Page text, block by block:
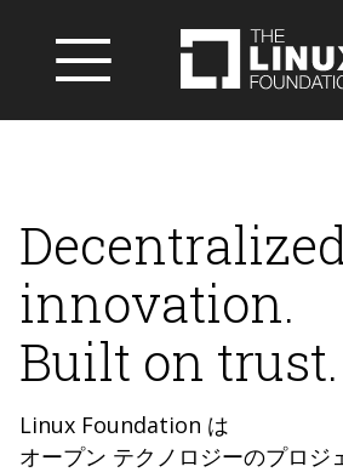
innovation.
Built on trust.
Linux Foundation は
オープン テクノロジーのプロジ